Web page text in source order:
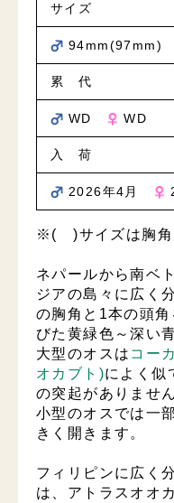
サイズ
94mm(97mm)
累 代
WD WD
入 荷
2026年4月
※( )サイズは胸角
ネパールから南ベ
ジアの島々に広く
の胸角と1本の頭
びた黄緑色～深い
大型のオスは コー
オカブト)によく似
の突起がありません
小型のオスでは一
きく開きます。
フィリピンに広く
は、アトラスオオ